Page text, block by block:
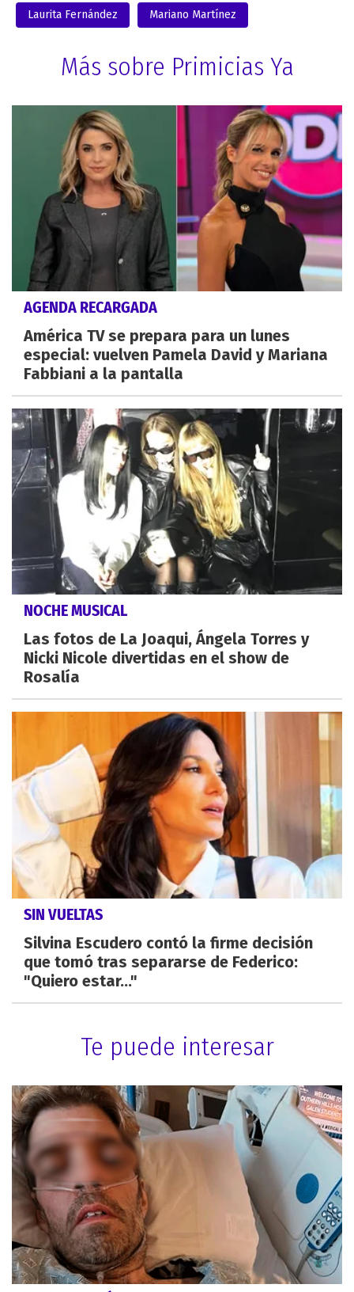
Laurita Fernández Mariano Martínez
Más sobre Primicias Ya
AGENDA RECARGADA
América TV se prepara para un lunes
especial: vuelven Pamela David y Mariana
Fabbiani a la pantalla
NOCHE MUSICAL
Las fotos de La Joaqui, Ángela Torres y
Nicki Nicole divertidas en el show de
Rosalía
SIN VUELTAS
Silvina Escudero contó la firme decisión
que tomó tras separarse de Federico:
"Quiero estar..."
Te puede interesar